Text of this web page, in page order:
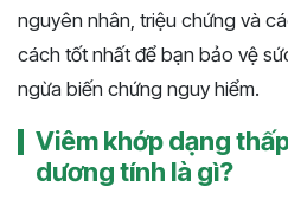
nguyên nhân, triệu chứng và
cách tốt nhất để bạn bảo vệ
ngừa biến chứng nguy hiểm​​.
Viêm khớp dạng
dương tính là gì?